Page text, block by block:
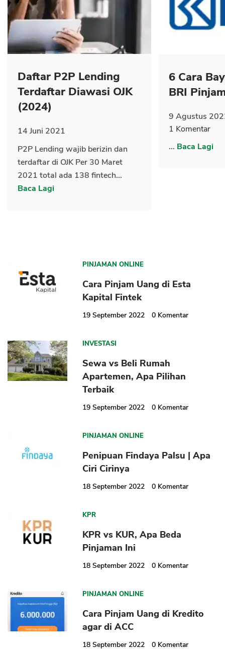
Daftar P2P Lending
Terdaftar Diawasi OJK
(2024)
14 Juni 2021
P2P Lending wajib berizin dan
terdaftar di OJK Per 30 Maret
2021 total ada 138 fintech...
Baca Lagi
6 Cara
BRI
9 Agustus
1 Komentar
... Baca Lagi
PINJAMAN ONLINE
Cara Pinjam Uang di Esta
Kapital Fintek
19 September 2022 0 Komentar
INVESTASI
Sewa vs Beli Rumah
Apartemen, Apa Pilihan
Terbaik
19 September 2022 0 Komentar
PINJAMAN ONLINE
Penipuan Findaya Palsu | Apa
Ciri Cirinya
18 September 2022 0 Komentar
KPR
KPR vs KUR, Apa Beda
Pinjaman Ini
18 September 2022 0 Komentar
PINJAMAN ONLINE
Cara Pinjam Uang di Kredito
agar di ACC
18 September 2022 0 Komentar
CANCEL